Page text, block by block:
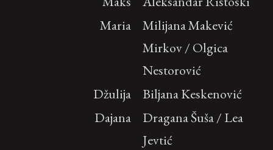
Maria
Milijana Makević
Mirkov / Olgica
Nestorović
Džulija
Biljana Keskenović
Dajana
Dragana Šuša / Lea
Jevtić